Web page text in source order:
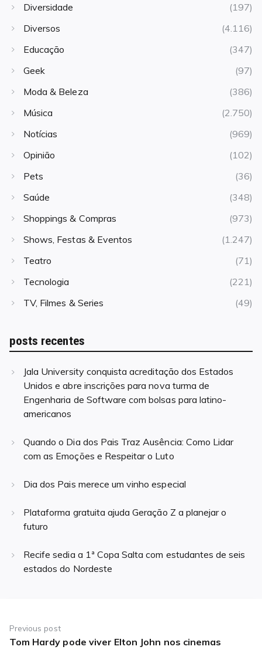
Diversidade
(197)
Diversos
(4.116)
Educação
(347)
Geek
(97)
Moda & Beleza
(386)
Música
(2.750)
Notícias
(969)
Opinião
(102)
Pets
(36)
Saúde
(348)
Shoppings & Compras
(973)
Shows, Festas & Eventos
(1.247)
Teatro
(71)
Tecnologia
(221)
TV, Filmes & Series
(49)
posts recentes
Jala University conquista acreditação dos Estados
Unidos e abre inscrições para nova turma de
Engenharia de Software com bolsas para latino-
americanos
Quando o Dia dos Pais Traz Ausência: Como Lidar
com as Emoções e Respeitar o Luto
Dia dos Pais merece um vinho especial
Plataforma gratuita ajuda Geração Z a planejar o
futuro
Recife sedia a 1ª Copa Salta com estudantes de seis
estados do Nordeste
de
Previous post
Previous
Tom Hardy pode viver Elton John nos cinemas